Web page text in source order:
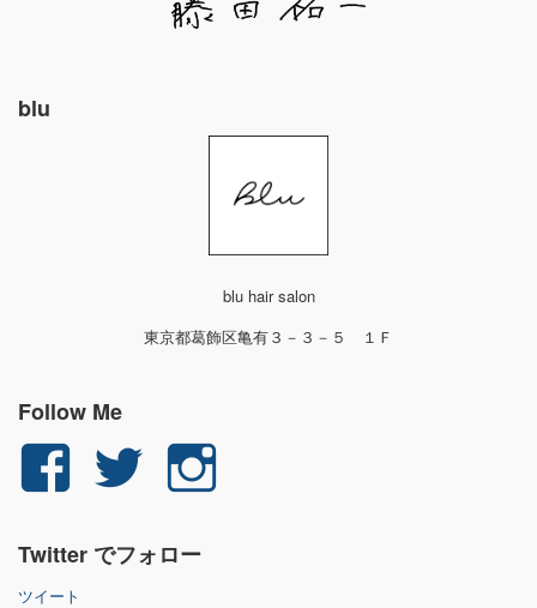
blu
blu hair salon
東京都葛飾区亀有３－３－５ １Ｆ
Follow Me
yuichi.fujita.351
ん
yu_1_fjt
ん
Twitter でフォロー
ツイート